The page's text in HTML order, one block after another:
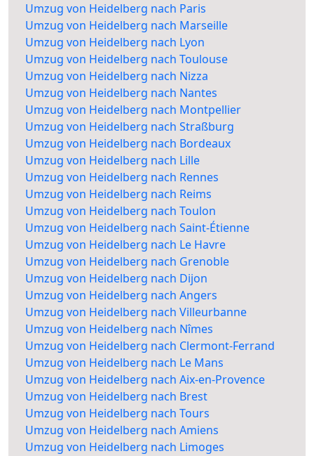
Umzug von Heidelberg nach Paris
Umzug von Heidelberg nach Marseille
Umzug von Heidelberg nach Lyon
Umzug von Heidelberg nach Toulouse
Umzug von Heidelberg nach Nizza
Umzug von Heidelberg nach Nantes
Umzug von Heidelberg nach Montpellier
Umzug von Heidelberg nach Straßburg
Umzug von Heidelberg nach Bordeaux
Umzug von Heidelberg nach Lille
Umzug von Heidelberg nach Rennes
Umzug von Heidelberg nach Reims
Umzug von Heidelberg nach Toulon
Umzug von Heidelberg nach Saint-Étienne
Umzug von Heidelberg nach Le Havre
Umzug von Heidelberg nach Grenoble
Umzug von Heidelberg nach Dijon
Umzug von Heidelberg nach Angers
Umzug von Heidelberg nach Villeurbanne
Umzug von Heidelberg nach Nîmes
Umzug von Heidelberg nach Clermont-Ferrand
Umzug von Heidelberg nach Le Mans
Umzug von Heidelberg nach Aix-en-Provence
Umzug von Heidelberg nach Brest
Umzug von Heidelberg nach Tours
Umzug von Heidelberg nach Amiens
Umzug von Heidelberg nach Limoges